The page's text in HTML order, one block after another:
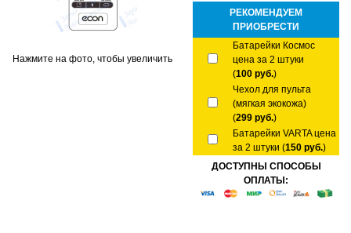
Нажмите на фото, чтобы увеличить
РЕКОМЕНДУЕМ
ПРИОБРЕСТИ
Батарейки Космос
цена за 2 штуки
(100 руб.)
Чехол для пульта
(мягкая экокожа)
(299 руб.)
Батарейки VARTA цена
за 2 штуки (150 руб.)
ДОСТУПНЫ СПОСОБЫ
ОПЛАТЫ: